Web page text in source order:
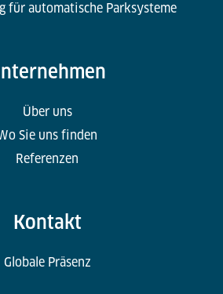
für automatische Parksysteme
Über uns
Sie uns finden
Referenzen
Kontakt
Globale Präsenz